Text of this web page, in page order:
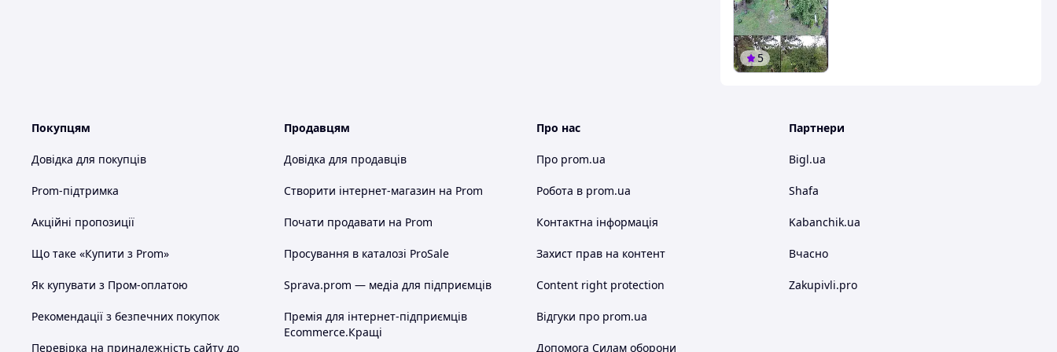
5
Покупцям
Довідка для покупців
Prom-підтримка
Акційні пропозиції
Що таке «Купити з Prom»
Як купувати з Пром-оплатою
Рекомендації з безпечних покупок
Перевірка на приналежність сайту до
Продавцям
Довідка для продавців
Створити інтернет-магазин на Prom
Почати продавати на Prom
Просування в каталозі ProSale
Sprava.prom — медіа для підприємців
Премія для інтернет-підприємців
Ecommerce.Кращі
Про нас
Про prom.ua
Робота в prom.ua
Контактна інформація
Захист прав на контент
Content right protection
Відгуки про prom.ua
Допомога Силам оборони
Партнери
Bigl.ua
Shafa
Kabanchik.ua
Вчасно
Zakupivli.pro